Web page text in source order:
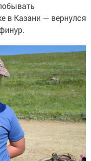
в Казани — вернулся